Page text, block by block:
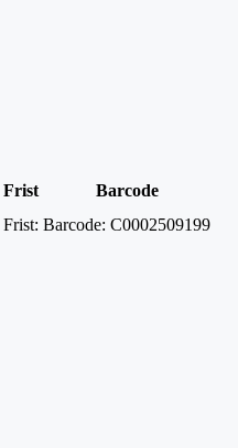
Frist
Barcode
Frist: Barcode: C0002509199